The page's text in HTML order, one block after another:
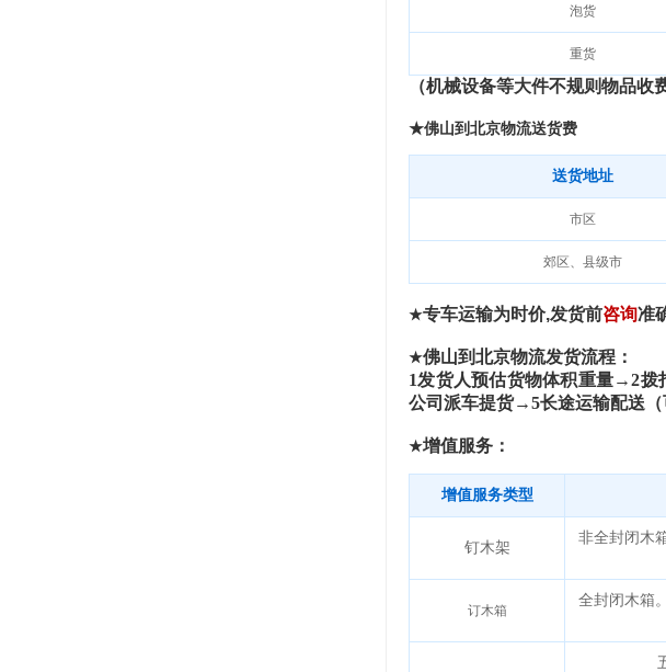
泡货
重货
（机械设备等大件不规则物品收
★佛山到北京物流送货费
送货地址
市区
郊区、县级市
★专车运输为时价,发货前咨询准
★佛山到北京物流发货流程：
1发货人预估货物体积重量→2拨
公司派车提货→5长途运输配送
★增值服务：
增值服务类型
钉木架
非全封闭木箱
订木箱
全封闭木箱。